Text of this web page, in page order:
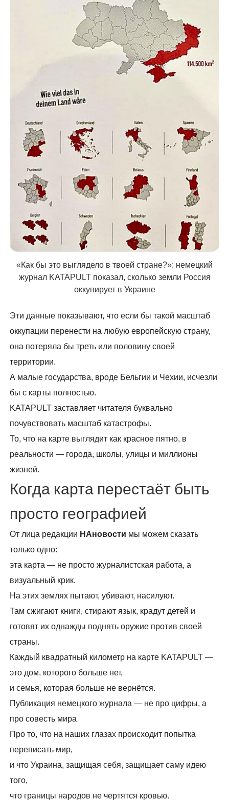
«Как бы это выглядело в твоей стране?»: немецкий
журнал KATAPULT показал, сколько земли Россия
оккупирует в Украине
Эти данные показывают, что если бы такой масштаб
оккупации перенести на любую европейскую страну,
она потеряла бы треть или половину своей
территории.
А малые государства, вроде Бельгии и Чехии, исчезли
бы с карты полностью.
KATAPULT заставляет читателя буквально
почувствовать масштаб катастрофы.
То, что на карте выглядит как красное пятно, в
реальности — города, школы, улицы и миллионы
жизней.
Когда карта перестаёт быть
просто географией
От лица редакции НАновости мы можем сказать
только одно:
эта карта — не просто журналистская работа, а
визуальный крик.
На этих землях пытают, убивают, насилуют.
Там сжигают книги, стирают язык, крадут детей и
готовят их однажды поднять оружие против своей
страны.
Каждый квадратный километр на карте KATAPULT —
это дом, которого больше нет,
и семья, которая больше не вернётся.
Публикация немецкого журнала — не про цифры, а
про совесть мира
Про то, что на наших глазах происходит попытка
переписать мир,
и что Украина, защищая себя, защищает саму идею
того,
что границы народов не чертятся кровью.